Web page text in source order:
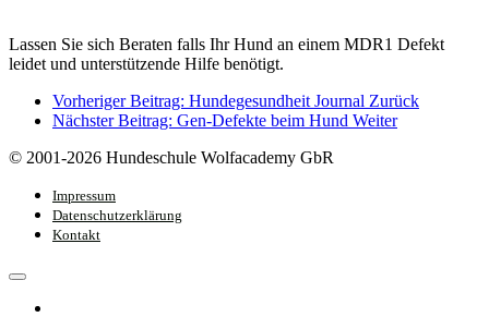
Lassen Sie sich Beraten falls Ihr Hund an einem MDR1 Defekt
leidet und unterstützende Hilfe benötigt.
Vorheriger Beitrag: Hundegesundheit Journal Zurück
Nächster Beitrag: Gen-Defekte beim Hund Weiter
© 2001-2026 Hundeschule Wolfacademy GbR
Impressum
Datenschutzerklärung
Kontakt